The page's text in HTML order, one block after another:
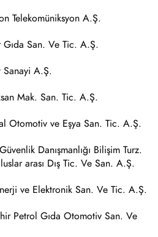
Telekomüniksyon A.Ş.
Gıda San. Ve Tic. A.Ş.
Sanayi A.Ş.
Mak. San. Tic. A.Ş.
Otomotiv ve Eşya San. Tic. A.Ş.
Danışmanlığı Bilişim Turz.
arası Dış Tic. Ve San. A.Ş.
ve Elektronik San. Ve Tic. A.Ş.
Petrol Gıda Otomotiv San. Ve